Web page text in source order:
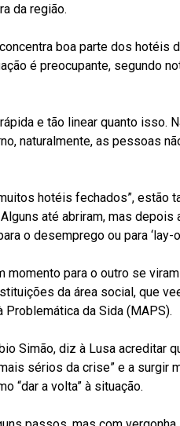
da região.
boa parte dos hotéis
é preocupante, segundo
e tão linear quanto isso.
naturalmente, as pessoas
hotéis fechados”, estão
até abriram, mas depois
o desemprego ou para ‘lay-
momento para o outro se
da área social, que
da Sida (MAPS).
Simão, diz à Lusa acreditar
sérios da crise” e a surgir
“dar a volta” à situação.